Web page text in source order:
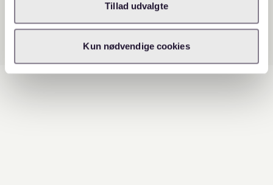
Tillad udvalgte
Kun nødvendige cookies
Folgende Cookies werden auf dieser Webseite
verwendet: